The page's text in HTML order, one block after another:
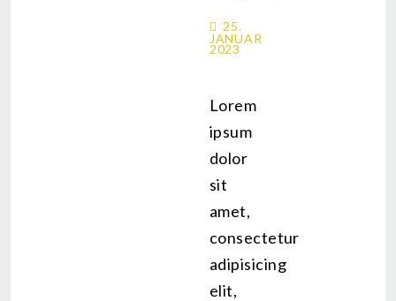
25.
JANUAR
2023
Lorem
ipsum
dolor
sit
amet,
consectetur
adipisicing
elit,